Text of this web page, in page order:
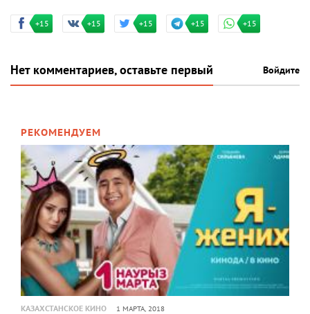
+15 +15 +15 +15 +15
Нет комментариев, оставьте первый Войдите
РЕКОМЕНДУЕМ
КАЗАХСТАНСКОЕ КИНО 1 МАРТА, 2018